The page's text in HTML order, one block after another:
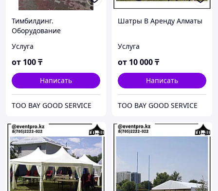
Тимбилдинг.
Оборудование
Услуга
от 100₸
Написать
ТОО BAY GOOD SERVICE
Шатры В Аренду Алматы
Услуга
от 10 000₸
Написать
ТОО BAY GOOD SERVICE